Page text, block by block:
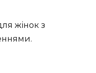
жінок з